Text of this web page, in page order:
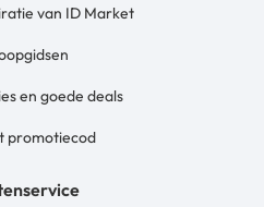
van ID Market
en goede deals
promotiecod